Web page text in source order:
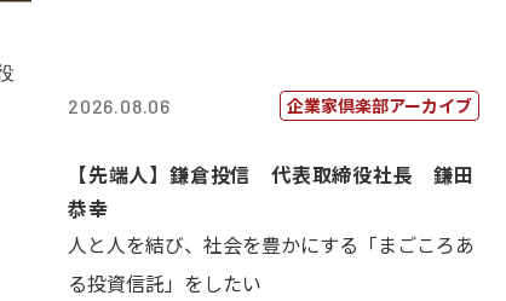
2026.08.06 企業家倶楽部アーカイブ
【先端人】鎌倉投信 代表取締役社長 鎌田
恭幸
人と人を結び、社会を豊かにする「まごころあ
る投資信託」をしたい